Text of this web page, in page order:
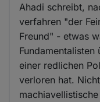
Ahadi schreibt,
verfahren "der
Freund" - etwas
Fundamentalisten
einer redlichen
verloren hat.